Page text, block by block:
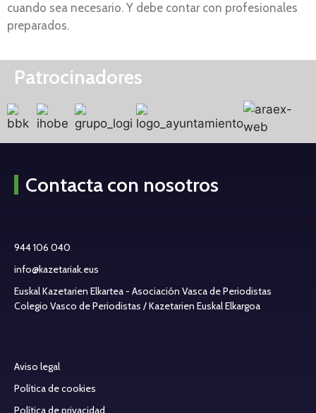
cuando sea necesario. Y debe contar con profesionales
preparados.
Patrocinadores
Contacta con nosotros
944 106 040
info@kazetariak.eus
Euskal Kazetarien Elkartea - Asociación Vasca de Periodistas
Colegio Vasco de Periodistas / Kazetarien Euskal Elkargoa
Aviso legal
Política de cookies
Política de privacidad